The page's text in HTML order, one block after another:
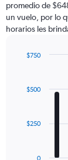
promedio de
un vuelo, por lo
horarios les
with
12
The
$250
$500
$750